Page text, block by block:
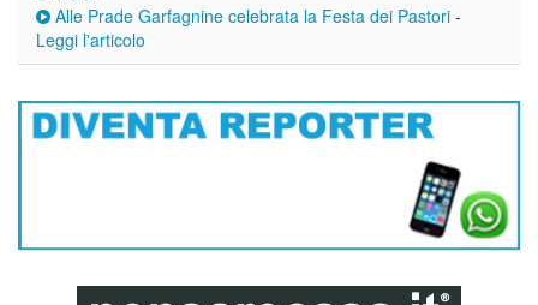
Alle Prade Garfagnine celebrata la Festa dei Pastori -
Leggi l'articolo